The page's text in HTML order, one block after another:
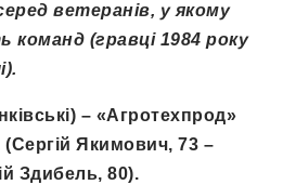
ветеранів, у якому
команд (гравці 1984 року
– «Агротехпрод»
(Сергій Якимович, 73 –
Здибель, 80).